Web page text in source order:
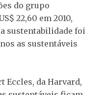
do grupo
22,60 em 2010,
sustentabilidade foi
as sustentáveis
Eccles, da Harvard,